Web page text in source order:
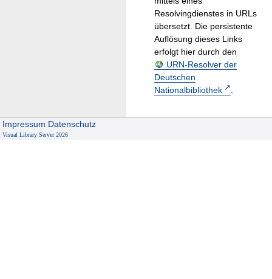
Resolvingdienstes in URLs
übersetzt. Die persistente
Auflösung dieses Links
erfolgt hier durch den
URN-Resolver der
Deutschen
Nationalbibliothek
.
Impressum Datenschutz
Visual Library Server 2026